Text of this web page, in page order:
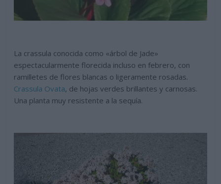
La crassula conocida como «árbol de Jade»
espectacularmente florecida incluso en febrero, con
ramilletes de flores blancas o ligeramente rosadas.
Crassula Ovata, de hojas verdes brillantes y carnosas.
Una planta muy resistente a la sequía.